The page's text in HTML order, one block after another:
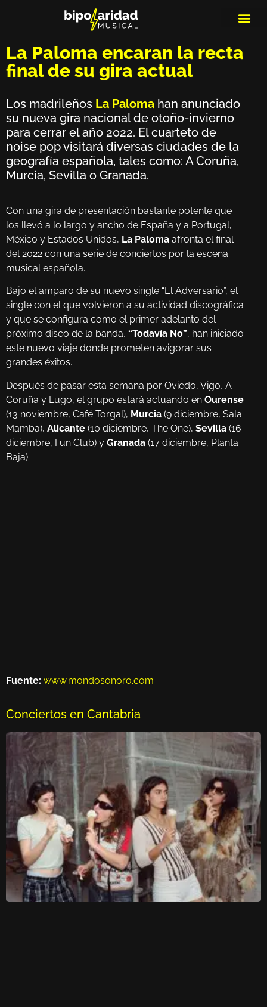
La Paloma encaran la recta
final de su gira actual
Los madrileños La Paloma han anunciado
su nueva gira nacional de otoño-invierno
para cerrar el año 2022. El cuarteto de
noise pop visitará diversas ciudades de la
geografía española, tales como: A Coruña,
Murcia, Sevilla o Granada.
Con una gira de presentación bastante potente que
los llevó a lo largo y ancho de España y a Portugal,
México y Estados Unidos, La Paloma afronta el final
del 2022 con una serie de conciertos por la escena
musical española.
Bajo el amparo de su nuevo single “El Adversario”, el
single con el que volvieron a su actividad discográfica
y que se configura como el primer adelanto del
próximo disco de la banda, “Todavía No”, han iniciado
este nuevo viaje donde prometen avigorar sus
grandes éxitos.
Después de pasar esta semana por Oviedo, Vigo, A
Coruña y Lugo, el grupo estará actuando en Ourense
(13 noviembre, Café Torgal), Murcia (9 diciembre, Sala
Mamba), Alicante (10 diciembre, The One), Sevilla (16
diciembre, Fun Club) y Granada (17 diciembre, Planta
Baja).
Fuente: www.mondosonoro.com
Conciertos en Cantabria